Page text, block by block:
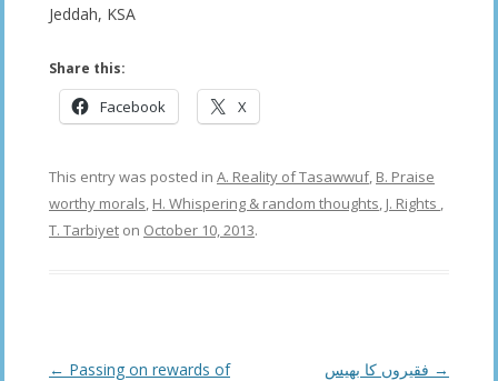
Jeddah, KSA
Share this:
Facebook X
This entry was posted in A. Reality of Tasawwuf, B. Praise
worthy morals, H. Whispering & random thoughts, J. Rights ,
T. Tarbiyet on October 10, 2013.
Post
← Passing on rewards of
→